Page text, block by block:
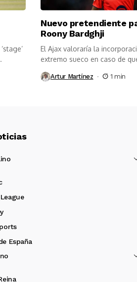
Nuevo pretendiente
Roony Bardghji
El Ajax valoraría la
extremo sueco en caso de
Artur Martínez 1 min
España